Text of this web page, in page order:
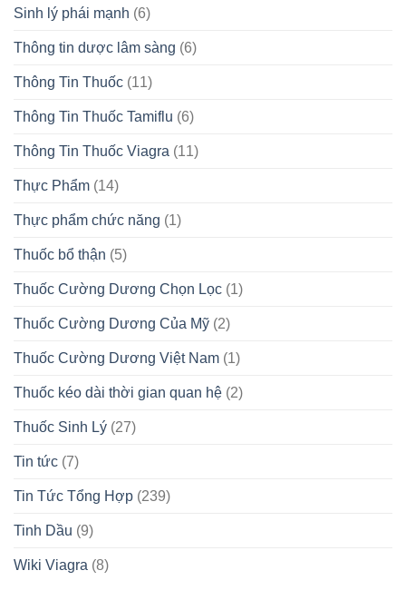
Sinh lý phái mạnh (6)
Thông tin dược lâm sàng (6)
Thông Tin Thuốc (11)
Thông Tin Thuốc Tamiflu (6)
Thông Tin Thuốc Viagra (11)
Thực Phẩm (14)
Thực phẩm chức năng (1)
Thuốc bổ thận (5)
Thuốc Cường Dương Chọn Lọc (1)
Thuốc Cường Dương Của Mỹ (2)
Thuốc Cường Dương Việt Nam (1)
Thuốc kéo dài thời gian quan hệ (2)
Thuốc Sinh Lý (27)
Tin tức (7)
Tin Tức Tổng Hợp (239)
Tinh Dầu (9)
Wiki Viagra (8)